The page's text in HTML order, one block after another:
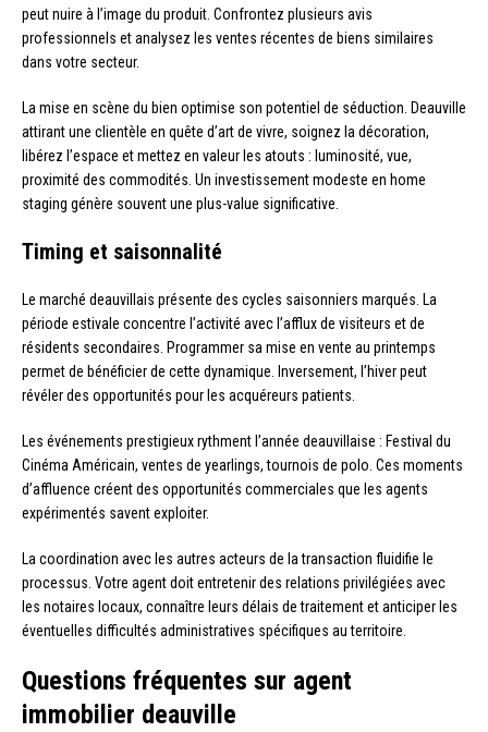
peut nuire à l’image du produit. Confrontez plusieurs avis
professionnels et analysez les ventes récentes de biens similaires
dans votre secteur.
La mise en scène du bien optimise son potentiel de séduction. Deauville
attirant une clientèle en quête d’art de vivre, soignez la décoration,
libérez l’espace et mettez en valeur les atouts : luminosité, vue,
proximité des commodités. Un investissement modeste en home
staging génère souvent une plus-value significative.
Timing et saisonnalité
Le marché deauvillais présente des cycles saisonniers marqués. La
période estivale concentre l’activité avec l’afflux de visiteurs et de
résidents secondaires. Programmer sa mise en vente au printemps
permet de bénéficier de cette dynamique. Inversement, l’hiver peut
révéler des opportunités pour les acquéreurs patients.
Les événements prestigieux rythment l’année deauvillaise : Festival du
Cinéma Américain, ventes de yearlings, tournois de polo. Ces moments
d’affluence créent des opportunités commerciales que les agents
expérimentés savent exploiter.
La coordination avec les autres acteurs de la transaction fluidifie le
processus. Votre agent doit entretenir des relations privilégiées avec
les notaires locaux, connaître leurs délais de traitement et anticiper les
éventuelles difficultés administratives spécifiques au territoire.
Questions fréquentes sur agent
immobilier deauville